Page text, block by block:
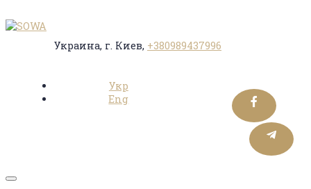
Украина, г. Киев, +380989437996
Укр
Eng
Toggle